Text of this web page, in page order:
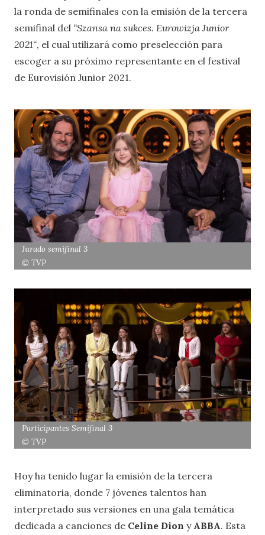
la ronda de semifinales con la emisión de la tercera
semifinal del “Szansa na sukces. Eurowizja Junior
2021“, el cual utilizará como preselección para
escoger a su próximo representante en el festival
de Eurovisión Junior 2021.
Jurado semifinal 3
© TVP
Participantes Semifinal 3
© TVP
Hoy ha tenido lugar la emisión de la tercera
eliminatoria, donde 7 jóvenes talentos han
interpretado sus versiones en una gala temática
dedicada a canciones de Celine Dion y ABBA. Esta